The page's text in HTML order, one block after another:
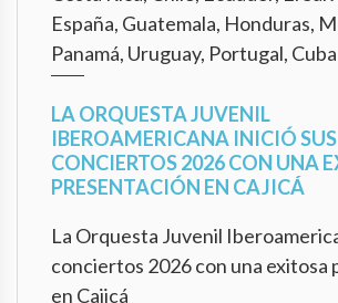
España, Guatemala, Honduras,
Panamá, Uruguay, Portugal, Cuba
LA ORQUESTA JUVENIL
IBEROAMERICANA INICIÓ SUS
CONCIERTOS 2026 CON UNA
PRESENTACIÓN EN CAJICÁ
La Orquesta Juvenil
conciertos 2026 con una exitosa
en Cajicá